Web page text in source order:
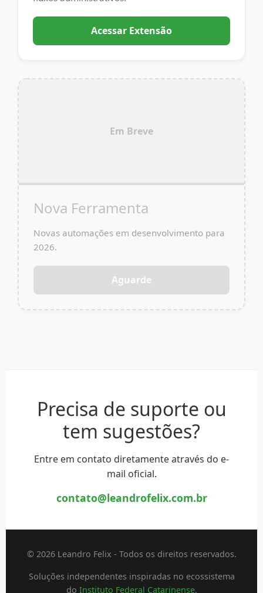
Acessar Extensão
Em Breve
Nova Ferramenta
Novas automações em desenvolvimento para
2026.
Aguarde
Precisa de suporte ou
tem sugestões?
Entre em contato diretamente através do e-
mail oficial.
contato@leandrofelix.com.br
© 2026 Leandro Felix - Todos os direitos reservados.
Soluções independentes inspiradas no ecossistema
do Instituto Federal Catarinense.